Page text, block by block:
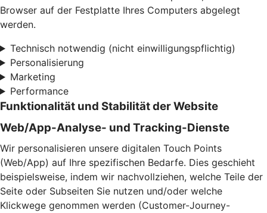
Browser auf der Festplatte Ihres Computers abgelegt
werden.
Technisch notwendig (nicht einwilligungspflichtig)
Personalisierung
Marketing
Performance
Funktionalität und Stabilität der Website
Web/App-Analyse- und Tracking-Dienste
Wir personalisieren unsere digitalen Touch Points
(Web/App) auf Ihre spezifischen Bedarfe. Dies geschieht
beispielsweise, indem wir nachvollziehen, welche Teile der
Seite oder Subseiten Sie nutzen und/oder welche
Klickwege genommen werden (Customer-Journey-